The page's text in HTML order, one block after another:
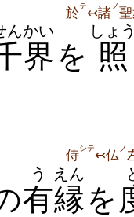
於テ↢諸 ノ
ん
界
かい
を 照
しょ
侍シテ↢仏 ノ
有
う
縁
えん
を